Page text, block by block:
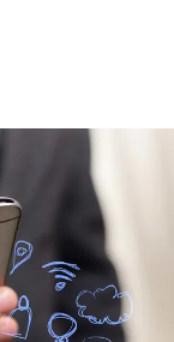
a
del
en caso